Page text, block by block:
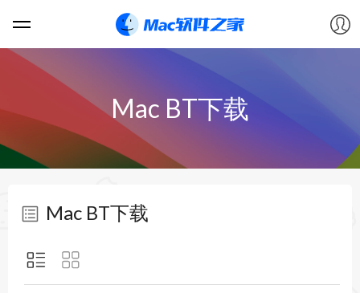
软件
游戏
教程
论坛
VIP
Mac BT下载
Mac BT下载